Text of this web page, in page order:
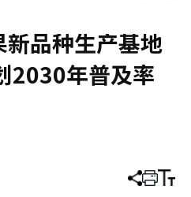
品种生产基地
2030年普及率
分 打 调